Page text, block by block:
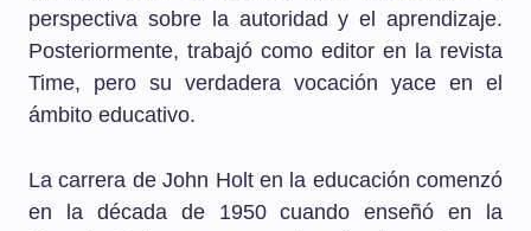
perspectiva sobre la autoridad y el aprendizaje.
Posteriormente, trabajó como editor en la revista
Time, pero su verdadera vocación yace en el
ámbito educativo.
La carrera de John Holt en la educación comenzó
en la década de 1950 cuando enseñó en la